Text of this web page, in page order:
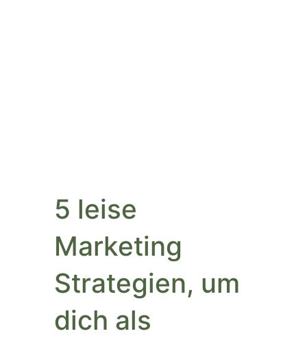
5 leise
Marketing
Strategien, um
dich als